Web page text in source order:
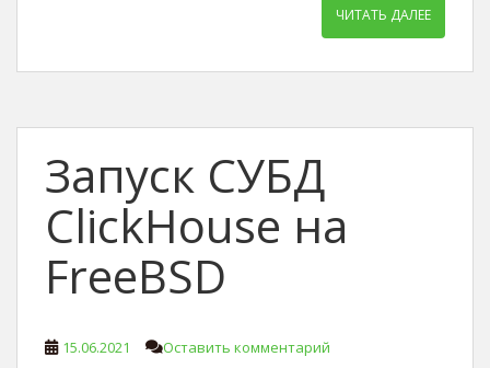
ЧИТАТЬ ДАЛЕЕ
Запуск СУБД
ClickHouse на
FreeBSD
15.06.2021 Оставить комментарий